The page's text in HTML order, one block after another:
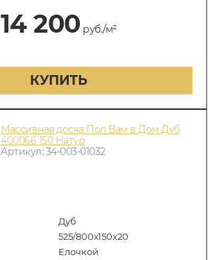
14 200 руб./м²
КУПИТЬ
Массивная доска Пол Вам в Дом Дуб
400066 150 Натур
Артикул: 34-003-01032
Дуб
525/800x150x20
Елочкой